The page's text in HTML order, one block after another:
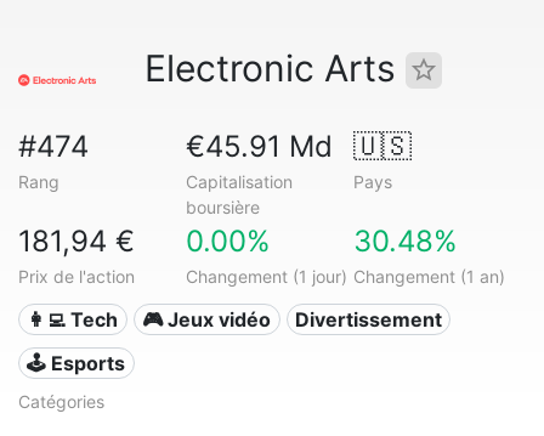
Electronic Arts
#474
Rang
€45.91 Md
Capitalisation
boursière
🇺🇸
Pays
181,94 €
Prix de l'action
0.00%
Changement (1 jour)
30.48%
Changement (1 an)
👩‍💻 Tech 🎮 Jeux vidéo
Divertissement
🕹️ Esports
Catégories